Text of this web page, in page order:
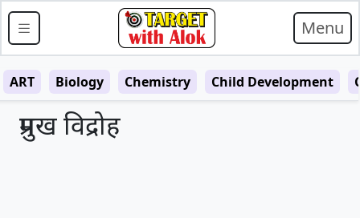
Menu
ART Biology Chemistry Child Development
प्रमुख विद्रोह